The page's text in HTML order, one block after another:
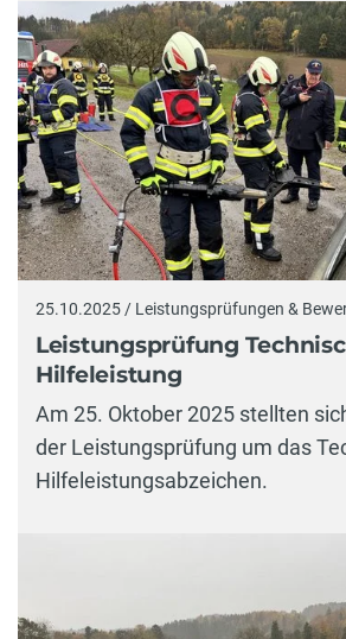
25.10.2025 / Leistungsprüfungen &
Leistungsprüfung
Hilfeleistung
Am 25. Oktober 2025 stellten
der Leistungsprüfung um das
Hilfeleistungsabzeichen.